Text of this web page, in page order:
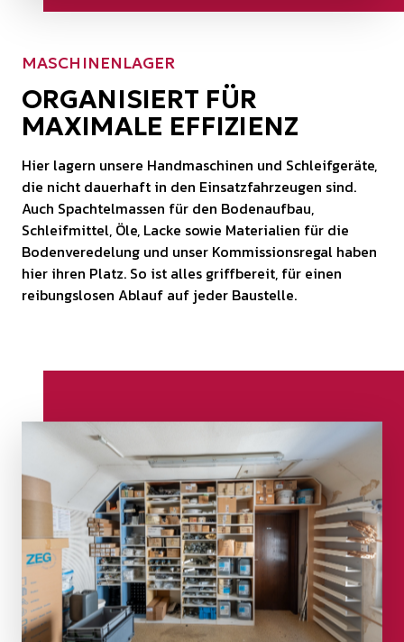
MASCHINENLAGER
ORGANISIERT FÜR
MAXIMALE EFFIZIENZ
Hier lagern unsere Handmaschinen und Schleifgeräte,
die nicht dauerhaft in den Einsatzfahrzeugen sind.
Auch Spachtelmassen für den Bodenaufbau,
Schleifmittel, Öle, Lacke sowie Materialien für die
Bodenveredelung und unser Kommissionsregal haben
hier ihren Platz. So ist alles griffbereit, für einen
reibungslosen Ablauf auf jeder Baustelle.